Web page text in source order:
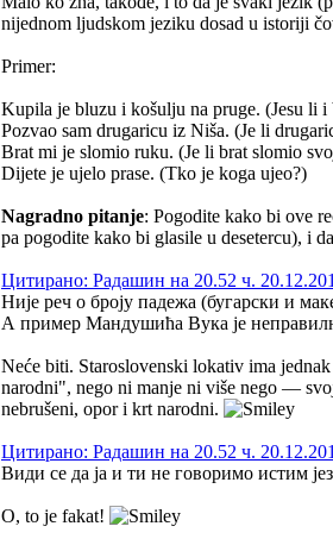
nijednom ljudskom jeziku dosad u istoriji
Primer:
Kupila je bluzu i košulju na pruge. (Jesu li
Pozvao sam drugaricu iz Niša. (Je li
Brat mi je slomio ruku. (Je li brat slomio
Dijete je ujelo prase. (Tko je koga ujeo?)
Nagradno pitanje: Pogodite kako bi ove
pa pogodite kako bi glasile u desetercu), i
Цитирано: Радашин на 20.52 ч.
Није реч о броју падежа (бугарски и
А пример Мандушића Вука је
Neće biti. Staroslovenski lokativ ima
narodni", nego ni manje ni više nego —
nebrušeni, opor i krt narodni.
Цитирано: Радашин на 20.52 ч.
Види се да ја и ти не говоримо истим
O, to je fakat!